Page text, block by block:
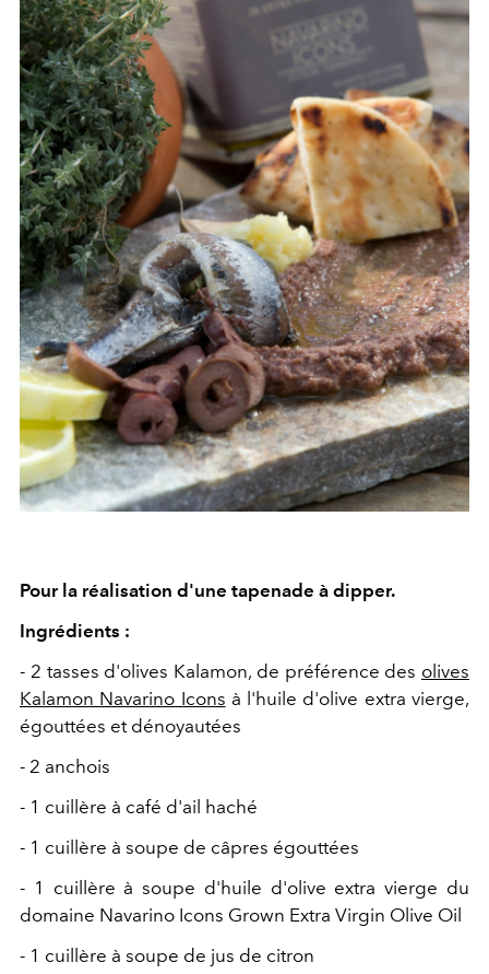
Pour la réalisation d'une tapenade à dipper.
Ingrédients :
- 2 tasses d'olives Kalamon, de préférence des olives
Kalamon Navarino Icons à l'huile d'olive extra vierge,
égouttées et dénoyautées
- 2 anchois
- 1 cuillère à café d'ail haché
- 1 cuillère à soupe de câpres égouttées
- 1 cuillère à soupe d'huile d'olive extra vierge du
domaine Navarino Icons Grown Extra Virgin Olive Oil
- 1 cuillère à soupe de jus de citron